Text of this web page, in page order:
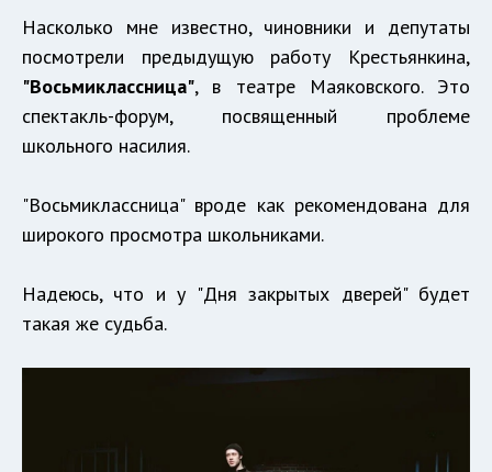
Насколько мне известно, чиновники и депутаты
посмотрели предыдущую работу Крестьянкина,
"Восьмиклассница", в театре Маяковского. Это
спектакль-форум, посвященный проблеме
школьного насилия.
"Восьмиклассница" вроде как рекомендована для
широкого просмотра школьниками.
Надеюсь, что и у "Дня закрытых дверей" будет
такая же судьба.